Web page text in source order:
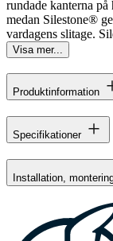
rundade kanterna på
medan Silestone®
vardagens slitage.
Visa mer...
Produktinformation
Specifikationer
Installation,